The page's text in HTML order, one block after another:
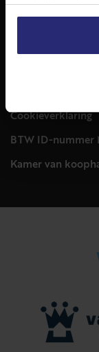
gebruiken.
2011 CB Haarlem
Cookieverklaring
BTW ID-nummer
Kamer van